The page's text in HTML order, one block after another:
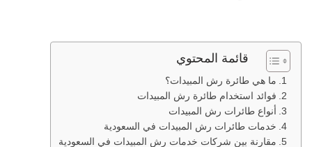
قائمة المحتوي
ما هي طائرة رش المبيدات؟
فوائد استخدام طائرة رش المبيدات
أنواع طائرات رش المبيدات
خدمات طائرات رش المبيدات في السعودية
مقارنة بين شركات خدمات رش المبيدات في السعودية